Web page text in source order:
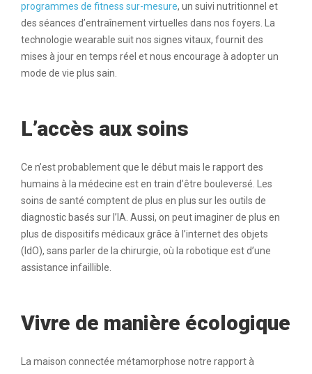
programmes de fitness sur-mesure, un suivi nutritionnel et
des séances d’entraînement virtuelles dans nos foyers. La
technologie wearable suit nos signes vitaux, fournit des
mises à jour en temps réel et nous encourage à adopter un
mode de vie plus sain.
L’accès aux soins
Ce n’est probablement que le début mais le rapport des
humains à la médecine est en train d’être bouleversé. Les
soins de santé comptent de plus en plus sur les outils de
diagnostic basés sur l’IA. Aussi, on peut imaginer de plus en
plus de dispositifs médicaux grâce à l’internet des objets
(IdO), sans parler de la chirurgie, où la robotique est d’une
assistance infaillible.
Vivre de manière écologique
La maison connectée métamorphose notre rapport à